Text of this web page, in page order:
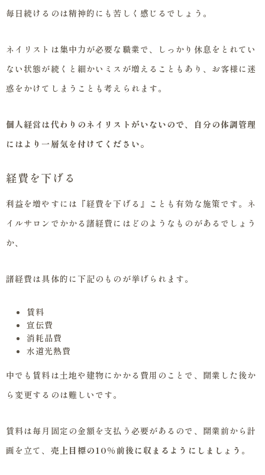
毎日続けるのは精神的にも苦しく感じるでしょう。
ネイリストは集中力が必要な職業で、しっかり休息をとれてい
ない状態が続くと細かいミスが増えることもあり、お客様に迷
惑をかけてしまうことも考えられます。
個人経営は代わりのネイリストがいないので、自分の体調管理
にはより一層気を付けてください。
経費を下げる
利益を増やすには『経費を下げる』ことも有効な施策です。ネ
イルサロンでかかる諸経費にはどのようなものがあるでしょう
か、
諸経費は具体的に下記のものが挙げられます。
賃料
宣伝費
消耗品費
水道光熱費
中でも賃料は土地や建物にかかる費用のことで、開業した後か
ら変更するのは難しいです。
賃料は毎月固定の金額を支払う必要があるので、開業前から計
画を立て、 売上目標の10％前後に収まるようにしましょう 。